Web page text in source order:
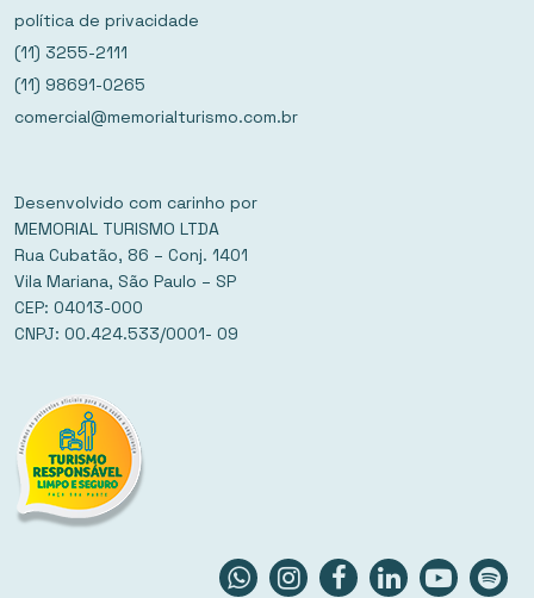
política de privacidade
(11) 3255-2111
(11) 98691-0265
comercial@memorialturismo.com.br
Desenvolvido com carinho por
MEMORIAL TURISMO LTDA
Rua Cubatão, 86 – Conj. 1401
Vila Mariana, São Paulo – SP
CEP: 04013-000
CNPJ: 00.424.533/0001- 09